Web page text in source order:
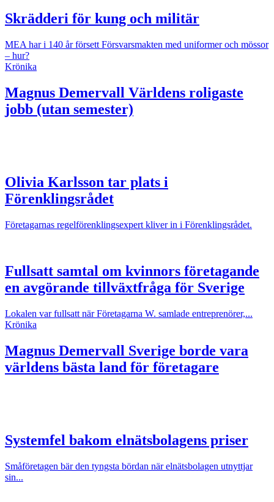
Skrädderi för kung och militär
MEA har i 140 år försett Försvarsmakten med uniformer och mössor
– hur?
Krönika
Magnus Demervall Världens roligaste
jobb (utan semester)
Olivia Karlsson tar plats i
Förenklingsrådet
Företagarnas regelförenklingsexpert kliver in i Förenklingsrådet.
Fullsatt samtal om kvinnors företagande
en avgörande tillväxtfråga för Sverige
Lokalen var fullsatt när Företagarna W. samlade entreprenörer,...
Krönika
Magnus Demervall Sverige borde vara
världens bästa land för företagare
Systemfel bakom elnätsbolagens priser
Småföretagen bär den tyngsta bördan när elnätsbolagen utnyttjar
sin...